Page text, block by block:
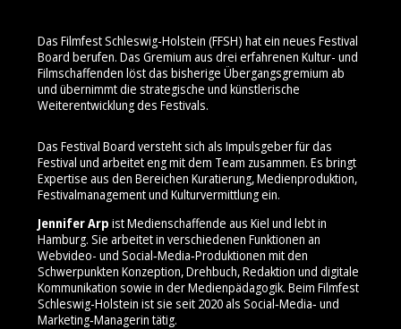
Das Filmfest Schleswig-Holstein (FFSH) hat ein neues Festival
Board berufen. Das Gremium aus drei erfahrenen Kultur- und
Filmschaffenden löst das bisherige Übergangsgremium ab
und übernimmt die strategische und künstlerische
Weiterentwicklung des Festivals.
Das Festival Board versteht sich als Impulsgeber für das
Festival und arbeitet eng mit dem Team zusammen. Es bringt
Expertise aus den Bereichen Kuratierung, Medienproduktion,
Festivalmanagement und Kulturvermittlung ein.
Jennifer Arp ist Medienschaffende aus Kiel und lebt in
Hamburg. Sie arbeitet in verschiedenen Funktionen an
Webvideo- und Social‑Media‑Produktionen mit den
Schwerpunkten Konzeption, Drehbuch, Redaktion und digitale
Kommunikation sowie in der Medienpädagogik. Beim Filmfest
Schleswig-Holstein ist sie seit 2020 als Social‑Media‑ und
Marketing‑Managerin tätig.